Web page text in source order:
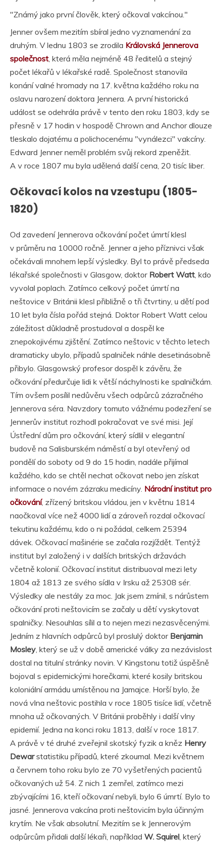
"Známý jako první člověk, který očkoval vakcínou."
Jenner ovšem mezitím sbíral jedno vyznamenání za
druhým. V lednu 1803 se zrodila Královská Jennerova
společnost, která měla nejméně 48 ředitelů a stejný
počet lékařů v lékařské radě. Společnost stanovila
konání valné hromady na 17. května každého roku na
oslavu narození doktora Jennera. A první historická
událost se odehrála právě v tento den roku 1803, kdy se
přesně v 17 hodin v hospodě Chrown and Anchor dlouze
tleskalo dojatému a polichocenému "vynálezci" vakcíny.
Edward Jenner neměl problém svůj rekord zpeněžit.
A v roce 1807 mu byla udělená další cena, 20 tisíc liber.
Očkovací kolos na vzestupu (1805-
1820)
Od zavedení Jennerova očkování počet úmrtí klesl
v průměru na 10000 ročně. Jenner a jeho příznivci však
očekávali mnohem lepší výsledky. Byl to právě předseda
lékařské společnosti v Glasgow, doktor Robert Watt , kdo
vyvolal poplach. Zatímco celkový počet úmrtí na
neštovice v Británii klesl přibližně o tři čtvrtiny, u dětí pod
10 let byla čísla pořád stejná. Doktor Robert Watt celou
záležitost důkladně prostudoval a dospěl ke
znepokojivému zjištění. Zatímco neštovic v těchto letech
dramaticky ubylo, případů spalniček náhle desetinásobně
přibylo. Glasgowský profesor dospěl k závěru, že
očkování předurčuje lidi k větší náchylnosti ke spalničkám.
Tím ovšem posílil nedůvěru všech odpůrců zázračného
Jennerova séra. Navzdory tomuto vážnému podezření se
Jennerův institut rozhodl pokračovat ve své misi. Její
Ústřední dům pro očkování, který sídlil v elegantní
budově na Salisburském náměstí a byl otevřený od
pondělí do soboty od 9 do 15 hodin, nadále přijímal
každého, kdo se chtěl nechat očkovat nebo jen získat
informace o novém zázraku medicíny. Národní institut pro
očkování, zřízený britskou vládou, jen v květnu 1814
naočkoval více než 4000 lidí a zároveň rozdal očkovací
tekutinu každému, kdo o ni požádal, celkem 25394
dávek. Očkovací mašinérie se začala rozjíždět. Tentýž
institut byl založený i v dalších britských državách
včetně kolonií. Očkovací institut distribuoval mezi lety
1804 až 1813 ze svého sídla v Irsku až 25308 sér.
Výsledky ale nestály za moc. Jak jsem zmínil, s nárůstem
očkování proti neštovicím se začaly u dětí vyskytovat
spalničky. Nesouhlas sílil a to nejen mezi nezasvěcenými.
Jedním z hlavních odpůrců byl proslulý doktor Benjamin
Mosley , který se už v době americké války za nezávislost
dostal na titulní stránky novin. V Kingstonu totiž úspěšně
bojoval s epidemickými horečkami, které kosily britskou
koloniální armádu umístěnou na Jamajce. Horší bylo, že
nová vlna neštovic postihla v roce 1805 tisíce lidí, včetně
mnoha už očkovaných. V Británii proběhly i další vlny
epidemií. Jedna na konci roku 1813, další v roce 1817.
A právě v té druhé zveřejnil skotský fyzik a kněz Henry
Dewarstatistiku případů, které zkoumal. Mezi květnem
a červnem toho roku bylo ze 70 vyšetřených pacientů
očkovaných už 54. Z nich 1 zemřel, zatímco mezi
zbývajícími 16, kteří očkovaní nebyli, bylo 6 úmrtí. Bylo to
jasné. Jennerova vakcína proti neštovicím byla účinným
krytím. Ne však absolutní. Mezitím se k Jennerovým
odpůrcům přidali další lékaři, například W. Squirel , který